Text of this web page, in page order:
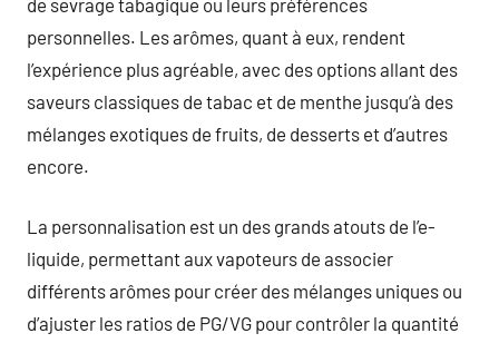
personnelles. Les arômes, quant à eux, rendent
l’expérience plus agréable, avec des options allant des
saveurs classiques de tabac et de menthe jusqu’à des
mélanges exotiques de fruits, de desserts et d’autres
encore.
La personnalisation est un des grands atouts de l’e-
liquide, permettant aux vapoteurs de associer
différents arômes pour créer des mélanges uniques ou
d’ajuster les ratios de PG/VG pour contrôler la quantité